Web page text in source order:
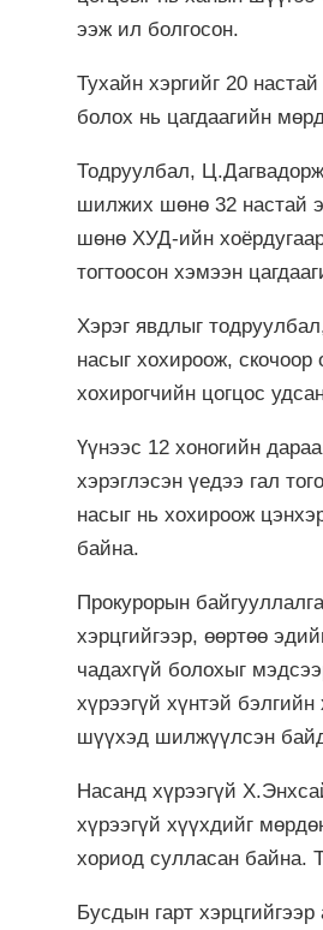
ээж ил болгосон.
Тухайн хэргийг 20
болох нь цагдаагийн
Тодруулбал,
шилжих шөнө 32 настай
шөнө ХУД-ийн
тогтоосон хэмээн
Хэрэг явдлыг
насыг хохироож,
хохирогчийн цогцос
Үүнээс 12 хоногийн
хэрэглэсэн үедээ гал
насыг нь хохироож
байна.
Прокурорын
хэрцгийгээр, өөртөө
чадахгүй болохыг
хүрээгүй хүнтэй
шүүхэд шилжүүлсэн
Насанд хүрээгүй
хүрээгүй хүүхдийг
хориод сулласан байна.
Бусдын гарт